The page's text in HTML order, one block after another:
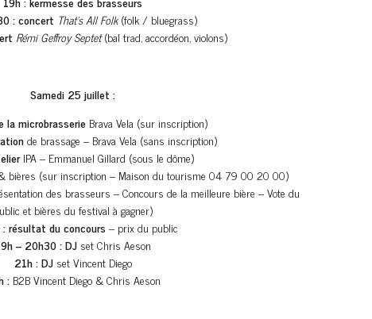
: concert That’s All Folk(folk / bluegrass)
Rémi Geffroy Septet(bal trad, accordéon, violons)
Samedi 25 juillet :
la microbrasserie Brava Vela (sur inscription)
de brassage – Brava Vela (sans inscription)
IPA – Emmanuel Gillard (sous le dôme)
bières (sur inscription – Maison du tourisme 04 79 00 20 00)
des brasseurs – Concours de la meilleure bière – Vote du
et bières du festival à gagner)
résultat du concours – prix du public
– 20h30 :DJset Chris Aeson
21h :DJset Vincent Diego
: B2B Vincent Diego & Chris Aeson